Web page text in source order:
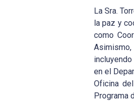
La Sra.
la paz y
como
en el
Oficina
Programa